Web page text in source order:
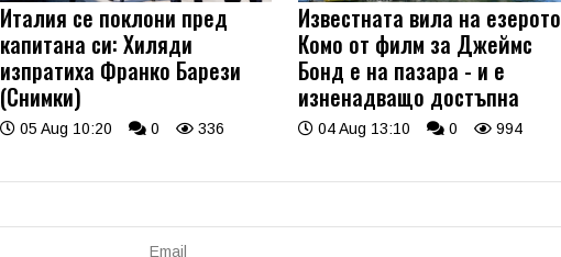
Италия се поклони пред
капитана си: Хиляди
изпратиха Франко Барези
(Снимки)
05 Aug 10:20 0 336
Известната вила на езерото
Комо от филм за Джеймс
Бонд е на пазара - и е
изненадващо достъпна
04 Aug 13:10 0 994
Email